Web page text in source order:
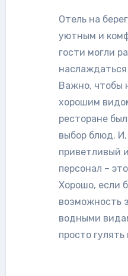
Отель на
уютным и
гости могли
Важно, чтобы
хорошим
ресторане
выбор блюд. И,
приветливый
персонал –
Хорошо, если
возможность
водными
просто